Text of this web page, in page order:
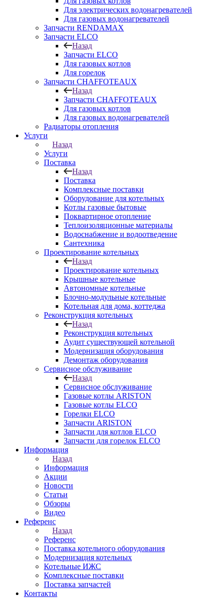
Для электрических водонагревателей
Для газовых водонагревателей
Запчасти RENDAMAX
Запчасти ELCO
Назад
Запчасти ELCO
Для газовых котлов
Для горелок
Запчасти CHAFFOTEAUX
Назад
Запчасти CHAFFOTEAUX
Для газовых котлов
Для газовых водонагревателей
Радиаторы отопления
Услуги
Назад
Услуги
Поставка
Назад
Поставка
Комплексные поставки
Оборудование для котельных
Котлы газовые бытовые
Поквартирное отопление
Теплоизоляционные материалы
Водоснабжение и водоотведение
Сантехника
Проектирование котельных
Назад
Проектирование котельных
Крышные котельные
Автономные котельные
Блочно-модульные котельные
Котельная для дома, коттеджа
Реконструкция котельных
Назад
Реконструкция котельных
Аудит существующей котельной
Модернизация оборудования
Демонтаж оборудования
Сервисное обслуживание
Назад
Сервисное обслуживание
Газовые котлы ARISTON
Газовые котлы ELCO
Горелки ELCO
Запчасти ARISTON
Запчасти для котлов ELCO
Запчасти для горелок ELCO
Информация
Назад
Информация
Акции
Новости
Статьи
Обзоры
Видео
Референс
Назад
Референс
Поставка котельного оборудования
Модернизация котельных
Котельные ИЖС
Комплексные поставки
Поставка запчастей
Контакты